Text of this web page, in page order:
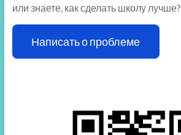
или знаете, как сделать школу лучше?
Написать о проблеме